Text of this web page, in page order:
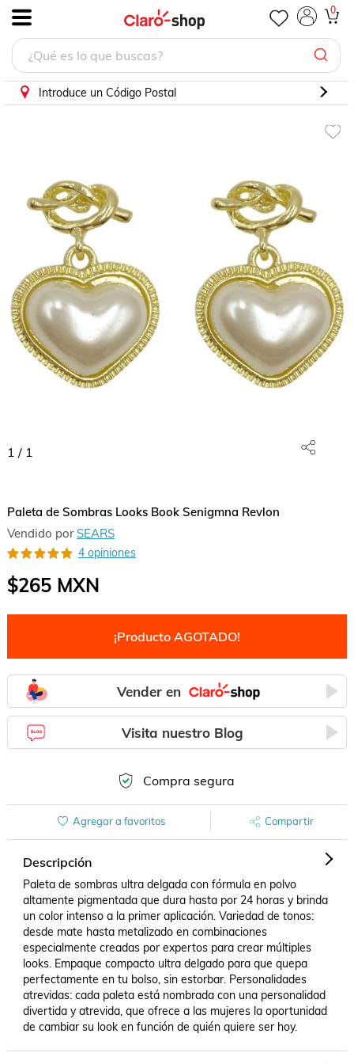
0
Introduce un Código Postal
1 / 1
Paleta de Sombras Looks Book Senigmna Revlon
Vendido por SEARS
4 opiniones
$265MXN
¡Producto AGOTADO!
Vender en
Visita nuestro Blog
Compra segura
Agregar a favoritos Compartir
Descripción
Paleta de sombras ultra delgada con fórmula en polvo
altamente pigmentada que dura hasta por 24 horas y brinda
un color intenso a la primer aplicación. Variedad de tonos:
desde mate hasta metalizado en combinaciones
especialmente creadas por expertos para crear múltiples
looks. Empaque compacto ultra delgado para que quepa
perfectamente en tu bolso, sin estorbar. Personalidades
atrevidas: cada paleta está nombrada con una personalidad
divertida y atrevida, que ofrece a las mujeres la oportunidad
de cambiar su look en función de quién quiere ser hoy.
Paleta de Sombras Looks Book Senigmna Revlon